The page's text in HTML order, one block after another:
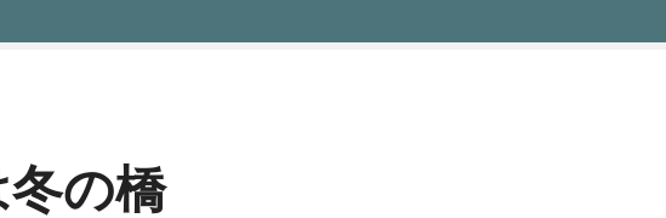
の橋